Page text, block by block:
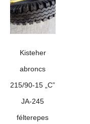
Kisteher
abroncs
215/90-15 „C”
JA-245
félterepes